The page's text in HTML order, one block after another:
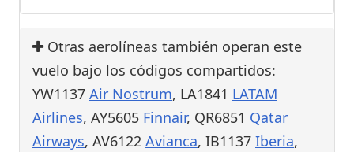
Otras aerolíneas también operan este
vuelo bajo los códigos compartidos:
YW1137 Air Nostrum, LA1841 LATAM
Airlines, AY5605 Finnair, QR6851 Qatar
Airways, AV6122 Avianca, IB1137 Iberia,